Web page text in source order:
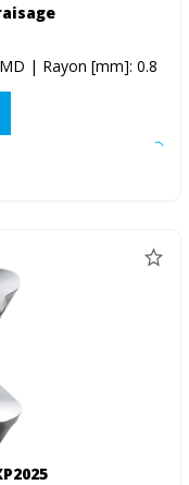
| Rayon [mm]: 0.8